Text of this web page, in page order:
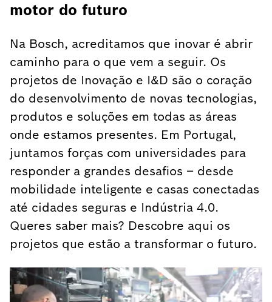
motor do futuro
Na Bosch, acreditamos que inovar é abrir
caminho para o que vem a seguir. Os
projetos de Inovação e I&D são o coração
do desenvolvimento de novas tecnologias,
produtos e soluções em todas as áreas
onde estamos presentes. Em Portugal,
juntamos forças com universidades para
responder a grandes desafios – desde
mobilidade inteligente e casas conectadas
até cidades seguras e Indústria 4.0.
Queres saber mais? Descobre aqui os
projetos que estão a transformar o futuro.